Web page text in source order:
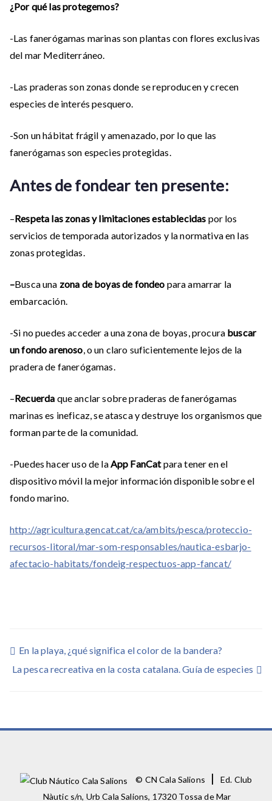
¿Por qué las protegemos?
-Las fanerógamas marinas son plantas con flores exclusivas
del mar Mediterráneo.
-Las praderas son zonas donde se reproducen y crecen
especies de interés pesquero.
-Son un hábitat frágil y amenazado, por lo que las
fanerógamas son especies protegidas.
Antes de fondear ten presente:
–Respeta las zonas y limitaciones establecidas por los
servicios de temporada autorizados y la normativa en las
zonas protegidas.
–Busca una zona de boyas de fondeo para amarrar la
embarcación.
-Si no puedes acceder a una zona de boyas, procura buscar
un fondo arenoso, o un claro suficientemente lejos de la
pradera de fanerógamas.
–Recuerda que anclar sobre praderas de fanerógamas
marinas es ineficaz, se atasca y destruye los organismos que
forman parte de la comunidad.
-Puedes hacer uso de laApp FanCatpara tener en el
dispositivo móvil la mejor información disponible sobre el
fondo marino.
http://agricultura.gencat.cat/ca/ambits/pesca/proteccio-
recursos-litoral/mar-som-responsables/nautica-esbarjo-
afectacio-habitats/fondeig-respectuos-app-fancat/
Navegación
de
En la playa, ¿qué significa el color de la bandera?
La pesca recreativa en la costa catalana. Guía de especies
© CN Cala Salions |
Ed. Club
Nàutic s/n, Urb Cala Salions, 17320 Tossa de Mar